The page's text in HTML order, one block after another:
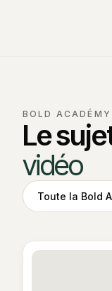
BOLD ACADÉMY
Le
vidéo
Toute la Bold